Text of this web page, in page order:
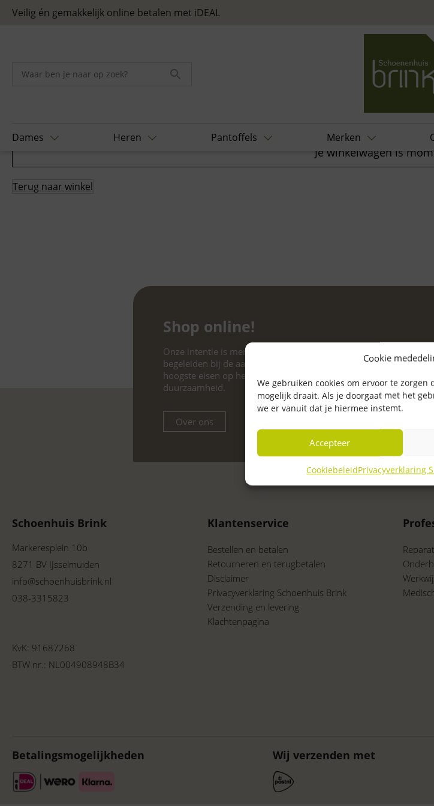
Cookie
We gebruiken cookies om ervoor te zorgen
mogelijk draait. Als je doorgaat met het
we er vanuit dat je hiermee instemt.
Accepteer
CookiebeleidPrivacyverklaring
Skip to content
Veilig én gemakkelijk online betalen met iDEAL
Dames Heren Pantoffels Merken
Je winkelwagen is
Terug naar winkel
Shop online!
Onze intentie is mensen oprecht te adviseren en optimaal te
begeleiden bij de aankoop van schoenen die voldoen aan de
hoogste eisen op het gebied van kwaliteit, comfort, pasvorm en
duurzaamheid.
Over ons
Schoenhuis Brink
Markeresplein 10b
8271 BV IJsselmuiden
info@schoenhuisbrink.nl
038-3315823
KvK: 91687268
BTW nr.: NL004908948B34
Klantenservice
Bestellen en betalen
Retourneren en terugbetalen
Disclaimer
Privacyverklaring Schoenhuis Brink
Verzending en levering
Klachtenpagina
Betalingsmogelijkheden Wij verzenden met